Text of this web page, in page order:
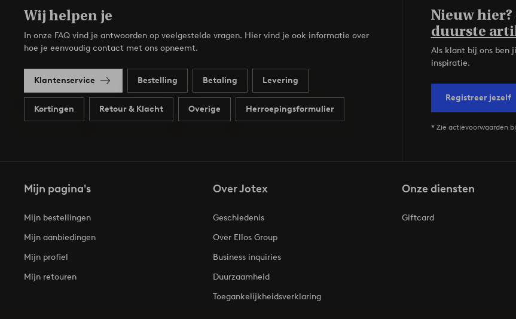
Wij helpen je
In onze FAQ vind je antwoorden op veelgestelde vragen. Hier vind je ook informatie over
hoe je eenvoudig contact met ons opneemt.
Klantenservice Bestelling Betaling Levering
Kortingen Retour & Klacht Overige Herroepingsformulier
Nieuw
duurste
Als klant bij ons ben
inspiratie.
Registreer jezelf
* Zie actievoorwaarden
Mijn pagina's
Mijn bestellingen
Mijn aanbiedingen
Mijn profiel
Mijn retouren
Over Jotex
Geschiedenis
Over Ellos Group
Business inquiries
Duurzaamheid
Toegankelijkheidsverklaring
Onze diensten
Giftcard